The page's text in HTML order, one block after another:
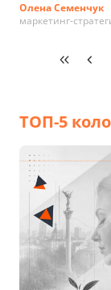
Олена Семенчук
маркетинг-
ТОП-5